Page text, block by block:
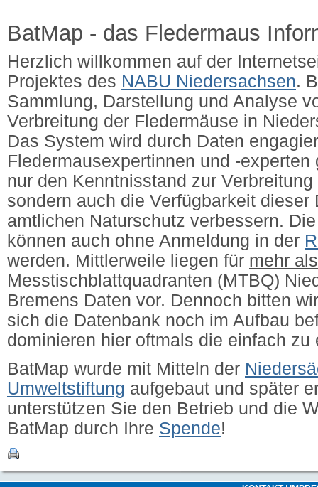
BatMap - das Fledermaus
Herzlich willkommen auf der
Projektes des NABU Niedersachsen.
Sammlung, Darstellung und Analyse
Verbreitung der Fledermäuse in
Das System wird durch Daten
Fledermausexpertinnen und -
nur den Kenntnisstand zur
sondern auch die Verfügbarkeit dieser
amtlichen Naturschutz verbessern.
können auch ohne Anmeldung in der
werden. Mittlerweile liegen für mehr
Messtischblattquadranten (MTBQ)
Bremens Daten vor. Dennoch bitten
sich die Datenbank noch im Aufbau
dominieren hier oftmals die einfach zu
BatMap wurde mit Mitteln der
Umweltstiftung aufgebaut und später
unterstützen Sie den Betrieb und die
BatMap durch Ihre Spende!